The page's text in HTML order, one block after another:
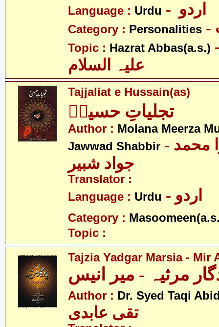
Language : Urdu
Category : Personalities
Topic : Hazrat Abbas(a.s.)
علیہ السلام
Tajjaliat e Hussain(as)
تجلیاتِ حسینؑ
Author : Molana Meerza
Jawwad Shabbir - مولانا میرزا محمد
جواد شبیر
Translator :
Language : Urdu - اردو
Category :
Topic :
Tajzia Yadgar Marsia - Mir
مرثیہ - میر انیس
Author : Dr. Syed Taqi
تقی عابدی